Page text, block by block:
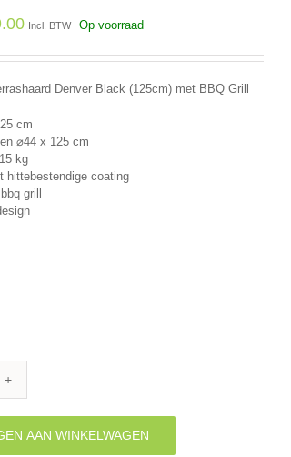
Incl. BTW Op voorraad
Denver Black (125cm) met BBQ Grill
cm
⌀44 x 125 cm
kg
hittebestendige coating
grill
AAN WINKELWAGEN